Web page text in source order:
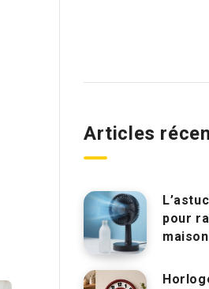
Articles
pour